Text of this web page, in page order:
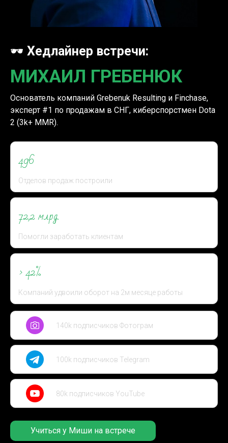
🕶 Хедлайнер встречи:
МИХАИЛ ГРЕБЕНЮК
Основатель компаний Grebenuk Resulting и Finchase,
эксперт #1 по продажам в СНГ, киберспорстмен Dota
2 (3k+ MMR).
496
Отделов продаж построили
72,2 млрд.
Помогли заработать клиентам
> 42%
Компаний удвоили оборот на 2м месяце работы
140k подписчиков Фотограм
100k подписчиков Telegram
80k подписчиков YouTube
Учиться у Миши на встрече